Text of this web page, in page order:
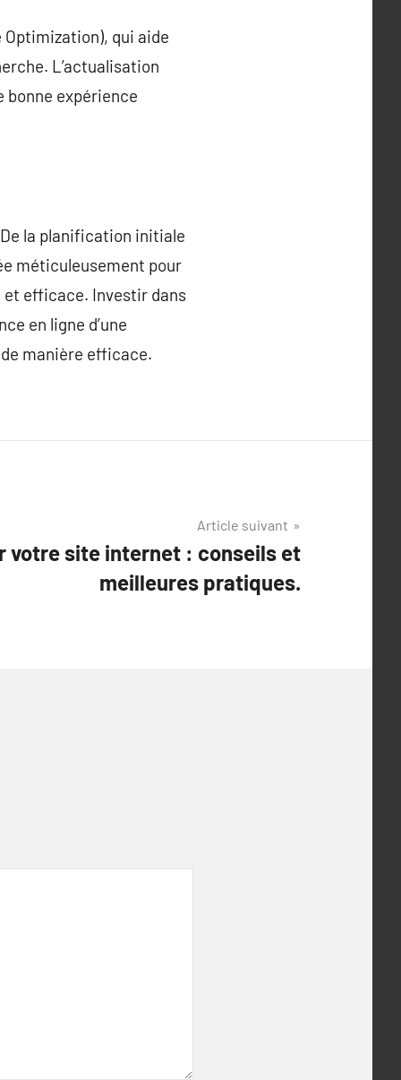
Optimization), qui aide
L’actualisation
expérience
la planification initiale
méticuleusement pour
efficace. Investir dans
en ligne d’une
manière efficace.
Article suivant
votre site internet : conseils et
meilleures pratiques.